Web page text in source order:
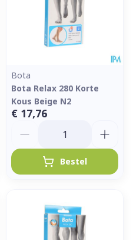
Bota
Bota Relax 280 Korte
Kous Beige N2
€ 17,76
Bestel